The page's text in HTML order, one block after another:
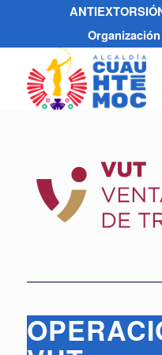
Organización